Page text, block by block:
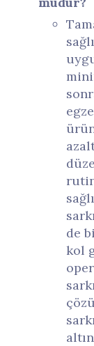
de
kol